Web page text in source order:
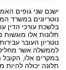
ישנם שני גופים
נוטריונים במשרד
בלשכת עורכי הדין
תלונות אלו מוגשות
נוטריון העובר
לממשלה אשר מחליט
במקרים אלו,
תלונה יכולה להיות